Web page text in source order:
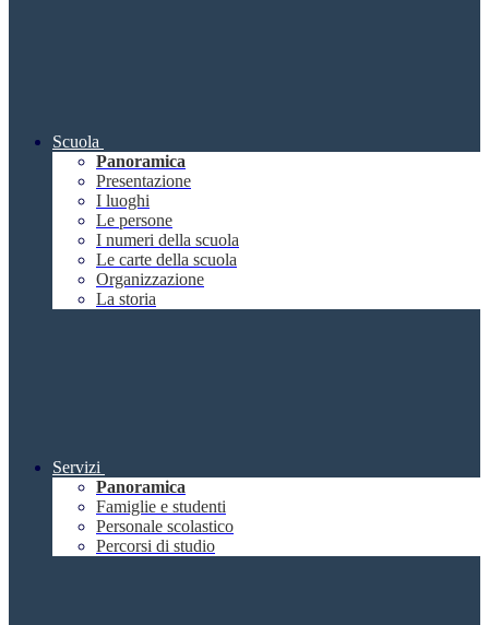
Scuola
Panoramica
Presentazione
I luoghi
Le persone
I numeri della scuola
Le carte della scuola
Organizzazione
La storia
Servizi
Panoramica
Famiglie e studenti
Personale scolastico
Percorsi di studio